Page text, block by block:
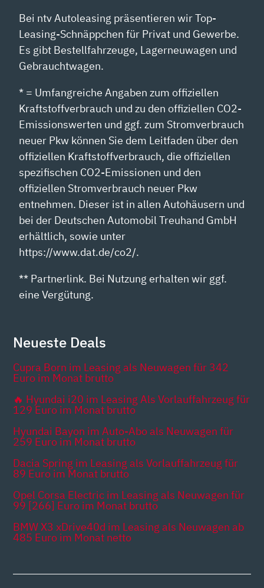
Bei ntv Autoleasing präsentieren wir Top-
Leasing-Schnäppchen für Privat und Gewerbe.
Es gibt Bestellfahrzeuge, Lagerneuwagen und
Gebrauchtwagen.
* = Umfangreiche Angaben zum offiziellen
Kraftstoffverbrauch und zu den offiziellen CO2-
Emissionswerten und ggf. zum Stromverbrauch
neuer Pkw können Sie dem Leitfaden über den
offiziellen Kraftstoffverbrauch, die offiziellen
spezifischen CO2-Emissionen und den
offiziellen Stromverbrauch neuer Pkw
entnehmen. Dieser ist in allen Autohäusern und
bei der Deutschen Automobil Treuhand GmbH
erhältlich, sowie unter
https://www.dat.de/co2/.
** Partnerlink. Bei Nutzung erhalten wir ggf.
eine Vergütung.
Neueste Deals
Cupra Born im Leasing als Neuwagen für 342
Euro im Monat brutto
🔥 Hyundai i20 im Leasing Als Vorlauffahrzeug für
129 Euro im Monat brutto
Hyundai Bayon im Auto-Abo als Neuwagen für
259 Euro im Monat brutto
Dacia Spring im Leasing als Vorlauffahrzeug für
89 Euro im Monat brutto
Opel Corsa Electric im Leasing als Neuwagen für
99 [266] Euro im Monat brutto
BMW X3 xDrive40d im Leasing als Neuwagen ab
485 Euro im Monat netto